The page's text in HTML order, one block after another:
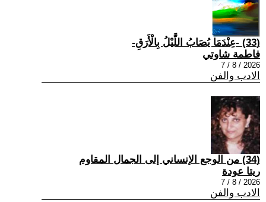
(33) -عِنْدَمَا يُصَابُ اللَّيْلُ بِالْأَرَقِ-
فاطمة شاوتي
2026 / 8 / 7
الادب والفن
(34) من الوجع الإنساني إلى الجمال المقاوم
ريتا عودة
2026 / 8 / 7
الادب والفن